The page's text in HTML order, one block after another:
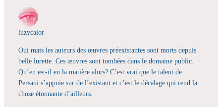
luzycalor
Oui mais les auteurs des œuvres préexistantes sont morts depuis
belle lurette. Ces œuvres sont tombées dans le domaine public.
Qu’en est-il en la matière alors? C’est vrai que le talent de
Persani s’appuie sur de l’existant et c’est le décalage qui rend la
chose étonnante d’ailleurs.